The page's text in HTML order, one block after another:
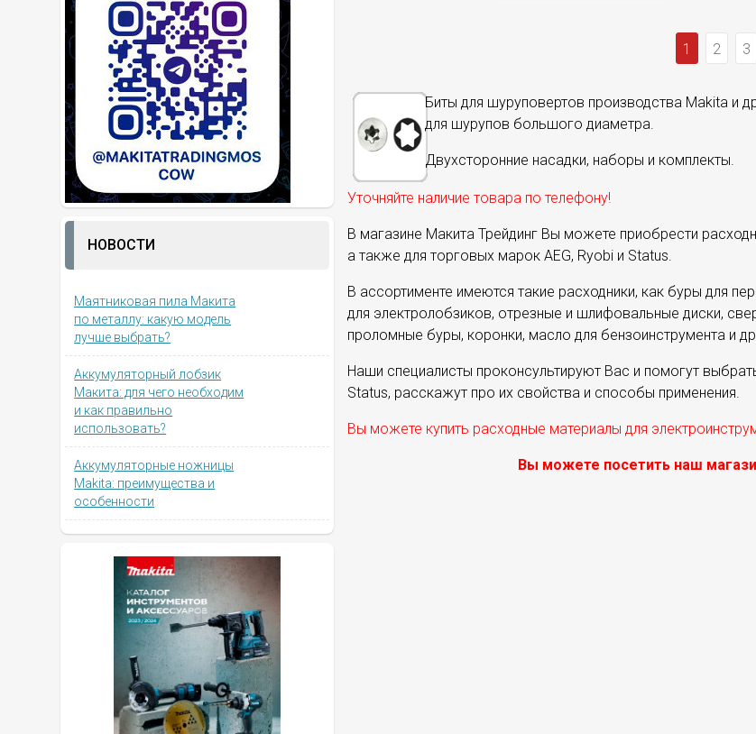
НОВОСТИ
Маятниковая пила Макита
по металлу: какую модель
лучше выбрать?
Аккумуляторный лобзик
Макита: для чего необходим
и как правильно
использовать?
Аккумуляторные ножницы
Makita: преимущества и
особенности
1 2 3
Биты для шуруповертов производства Makita и
для шурупов большого диаметра.
Двухсторонние насадки, наборы и комплекты.
Уточняйте наличие товара по телефону!
В магазине Макита Трейдинг Вы можете приобрести
а также для торговых марок AEG, Ryobi и Status.
В ассортименте имеются такие расходники, как буры для
для электролобзиков, отрезные и шлифовальные диски,
проломные буры, коронки, масло для бензоинструмента и
Наши специалисты проконсультируют Вас и помогут
Status, расскажут про их свойства и способы применения.
Вы можете купить расходные материалы для
Вы можете посетить наш